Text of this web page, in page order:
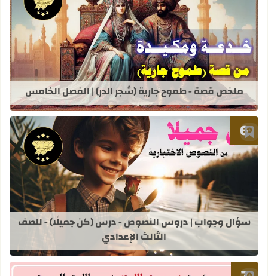
قراءة المزيد عن ملخص قصة - طموح
ملخص قصة - طموح جارية (شجر الدر) | الفصل الخامس
أضف إلى العلامات المرجعية
قراءة المزيد عن سؤال وجواب |
سؤال وجواب | دروس النصوص - درس (كن جميلًا) - للصف
الثالث الإعدادي